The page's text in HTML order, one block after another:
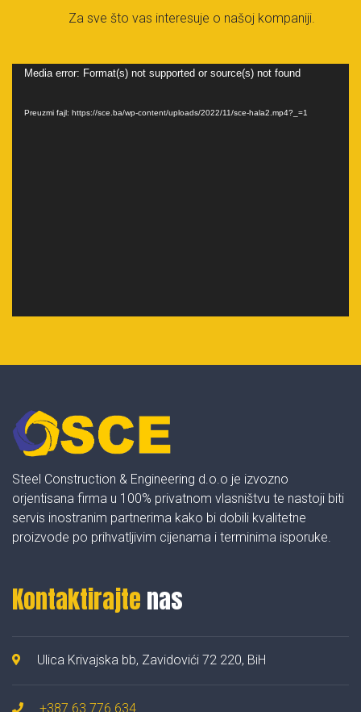
Za sve što vas interesuje o našoj kompaniji.
Video
Media error: Format(s) not supported or source(s) not found
Preuzmi fajl: https://sce.ba/wp-content/uploads/2022/11/sce-hala2.mp4?_=1
Steel Construction & Engineering d.o.o je izvozno
orjentisana firma u 100% privatnom vlasništvu te nastoji biti
servis inostranim partnerima kako bi dobili kvalitetne
proizvode po prihvatljivim cijenama i terminima isporuke.
Kontaktirajte nas
Ulica Krivajska bb, Zavidovići 72 220, BiH
+387 63 776 634